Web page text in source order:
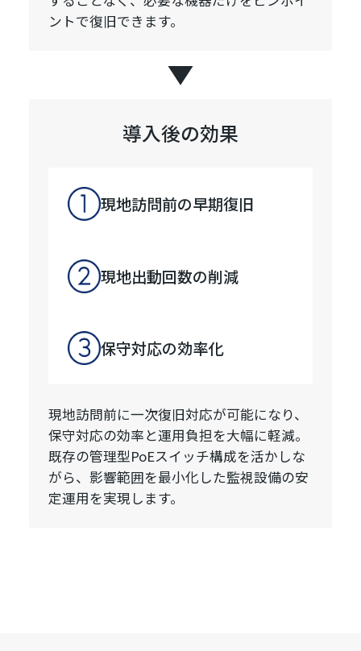
ントで復旧できます。
導入後の効果
現地訪問前の早期復旧
現地出動回数の削減
保守対応の効率化
現地訪問前に一次復旧対応が可能になり、
保守対応の効率と運用負担を大幅に軽減。
既存の管理型PoEスイッチ構成を活かしな
がら、影響範囲を最小化した監視設備の安
定運用を実現します。